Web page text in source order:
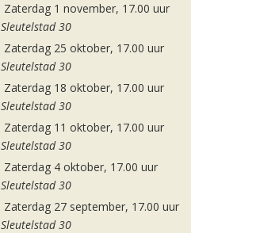
Zaterdag 1 november, 17.00 uur
Sleutelstad 30
Zaterdag 25 oktober, 17.00 uur
Sleutelstad 30
Zaterdag 18 oktober, 17.00 uur
Sleutelstad 30
Zaterdag 11 oktober, 17.00 uur
Sleutelstad 30
Zaterdag 4 oktober, 17.00 uur
Sleutelstad 30
Zaterdag 27 september, 17.00 uur
Sleutelstad 30